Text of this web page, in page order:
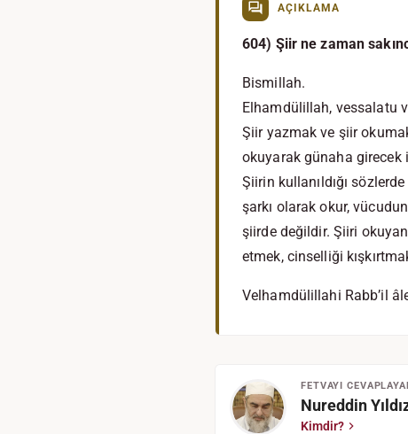
AÇIKLAMA
604) Şiir ne zaman
Bismillah.
Elhamdülillah, vessalatu
Şiir yazmak ve şiir
okuyarak günaha girecek
Şiirin kullanıldığı
şarkı olarak okur,
şiirde değildir. Şiiri
etmek, cinselliği
Velhamdülillahi Rabb’il
FETVAYI
Nureddin
Kimdir?